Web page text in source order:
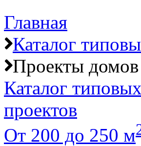
Главная
Каталог
Проекты
Каталог типовых
проектов
От 200 до 250 м